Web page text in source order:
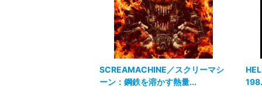
SCREAMACHINE／スクリーマシ
ーン：鋼鉄を溶かす熱量...